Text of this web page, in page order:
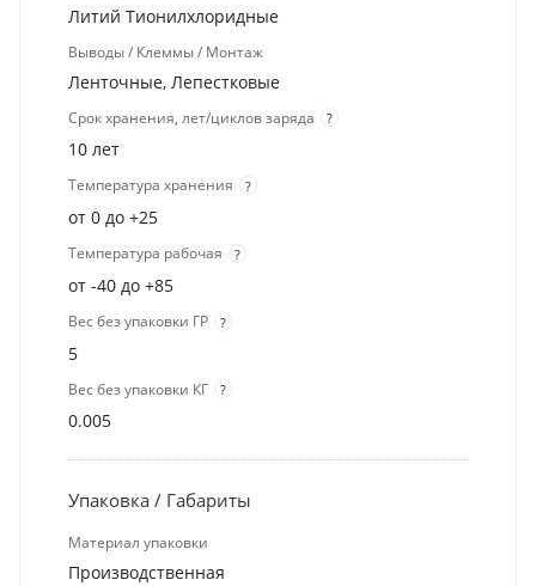
Литий Тионилхлоридные
Выводы / Клеммы / Монтаж
Ленточные, Лепестковые
Срок хранения, лет/циклов заряда ?
10 лет
Температура хранения ?
от 0 до +25
Температура рабочая ?
от -40 до +85
Вес без упаковки ГР ?
5
Вес без упаковки КГ ?
0.005
Упаковка / Габариты
Материал упаковки
Производственная